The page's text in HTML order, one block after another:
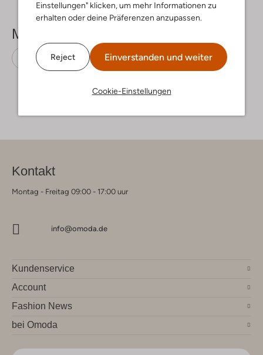
Einstellungen" klicken, um mehr Informationen zu
erhalten oder deine Präferenzen anzupassen.
Reject Einverstanden und weiter
Cookie-Einstellungen
Mehr sehen
Sneaker Low Red-Rag Stoff-Textil
Kontakt
Montag - Freitag 09:00 - 17:00 uur
info@omoda.de
Kundenservice
Account
Fashion News
bei Omoda